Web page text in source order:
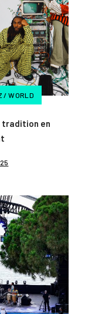
/ WORLD
tradition en